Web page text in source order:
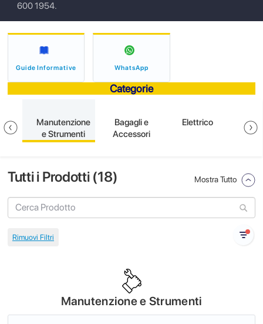
600 1954.
Guide Informative WhatsApp
Categorie
Manutenzione
e Strumenti
Bagagli e
Accessori
Elettrico
Tutti i Prodotti (18) Mostra Tutto
Manutenzione e Strumenti